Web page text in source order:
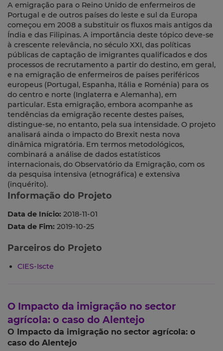
A emigração para o Reino Unido de enfermeiros de
Portugal e de outros países do leste e sul da Europa
começou em 2008 a substituir os fluxos mais antigos da
Índia e das Filipinas. A importância deste tópico deve-se
à crescente relevância, no século XXI, das políticas
públicas de captação de imigrantes qualificados e dos
processos de recrutamento a partir do destino, em geral,
e na emigração de enfermeiros de países periféricos
europeus (Portugal, Espanha, Itália e Roménia) para os
do centro e norte (Inglaterra e Alemanha), em
particular. Esta emigração, embora acompanhe as
tendências da emigração recente destes países,
distingue-se, no entanto, pela sua intensidade. O projeto
analisará ainda o impacto do Brexit nesta nova
dinâmica migratória. Em termos metodológicos,
combinará a análise de dados estatísticos
internacionais, do Observatório da Emigração, com os
da pesquisa intensiva (etnográfica) e extensiva
(inquérito).
Informação do Projeto
Data de Início: 2018-11-01
Data de Fim: 2019-10-25
Parceiros do Projeto
CIES-Iscte
O Impacto da imigração no sector
agrícola: o caso do Alentejo
O Impacto da imigração no sector agrícola: o
caso do Alentejo